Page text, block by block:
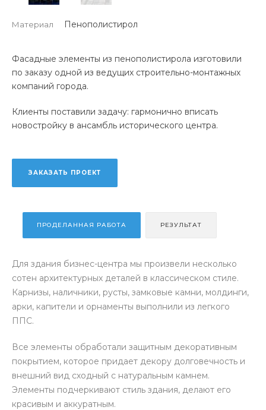
Материал Пенополистирол
Фасадные элементы из пенополистирола изготовили
по заказу одной из ведущих строительно-монтажных
компаний города.
Клиенты поставили задачу: гармонично вписать
новостройку в ансамбль исторического центра.
ЗАКАЗАТЬ ПРОЕКТ
ПРОДЕЛАННАЯ РАБОТА РЕЗУЛЬТАТ
Для здания бизнес-центра мы произвели несколько
сотен архитектурных деталей в классическом стиле.
Карнизы, наличники, русты, замковые камни, молдинги,
арки, капители и орнаменты выполнили из легкого
ППС.
Все элементы обработали защитным декоративным
покрытием, которое придает декору долговечность и
внешний вид сходный с натуральным камнем.
Элементы подчеркивают стиль здания, делают его
красивым и аккуратным.